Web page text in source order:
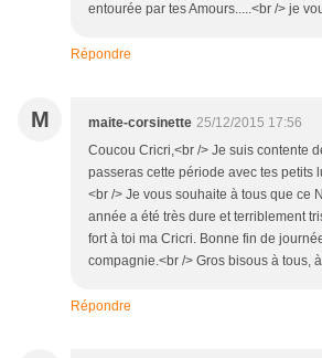
entourée par tes Amours.....<br /> je
Répondre
M maite-corsinette 25/12/2015 17:56
Coucou Cricri,<br /> Je suis contente
passeras cette période avec tes petits
<br /> Je vous souhaite à tous que ce
année a été très dure et terriblement
fort à toi ma Cricri. Bonne fin de
compagnie.<br /> Gros bisous à tous,
Répondre